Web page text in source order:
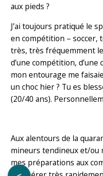
aux pieds ?
J’ai toujours pratiqué le
en compétition – soccer,
très, très fréquemment
d’une compétition,
mon entourage me
un choc hier ? Tu es
(20/40 ans).
Aux alentours de la
mineurs tendineux et/ou
mes préparations aux